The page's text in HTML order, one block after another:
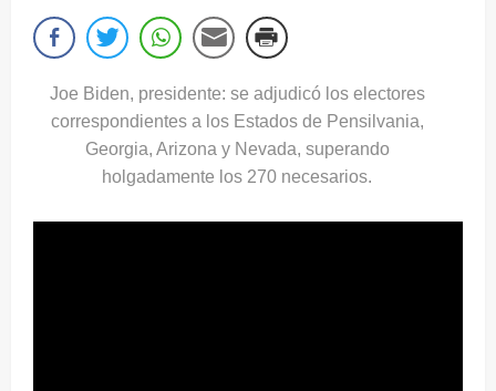
Joe Biden, presidente: se adjudicó los electores
correspondientes a los Estados de Pensilvania,
Georgia, Arizona y Nevada, superando
holgadamente los 270 necesarios.